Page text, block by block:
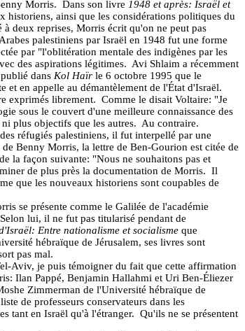
Morris. Dans son livre 1948 et après: Israël et
historiens, ainsi que les considérations politiques du
à deux reprises, Morris écrit qu'on ne peut pas
palestiniens par Israël en 1948 fut une forme
par "l'oblitération mentale des indigènes par les
des aspirations légitimes. Avi Shlaim a récemment
dans Kol Haïr le 6 octobre 1995 que le
et en appelle au démantèlement de l'État d'Israël.
exprimés librement. Comme le disait Voltaire: "Je
sous le couvert d'une meilleure connaissance des
plus objectifs que les autres. Au contraire.
réfugiés palestiniens, il fut interpellé par une
Benny Morris, la lettre de Ben-Gourion est citée de
la façon suivante: "Nous ne souhaitons pas et
de plus près la documentation de Morris. Il
que les nouveaux historiens sont coupables de
se présente comme le Galilée de l'académie
Selon lui, il ne fut pas titularisé pendant de
Entre nationalisme et socialisme que
hébraïque de Jérusalem, ses livres sont
pas mal.
Aviv, je puis témoigner du fait que cette affirmation
Ilan Pappé, Benjamin Hallahmi et Uri Ben-Éliezer
Zimmerman de l'Université hébraïque de
de professeurs conservateurs dans les
tant en Israël qu'à l'étranger. Qu'ils ne se présentent